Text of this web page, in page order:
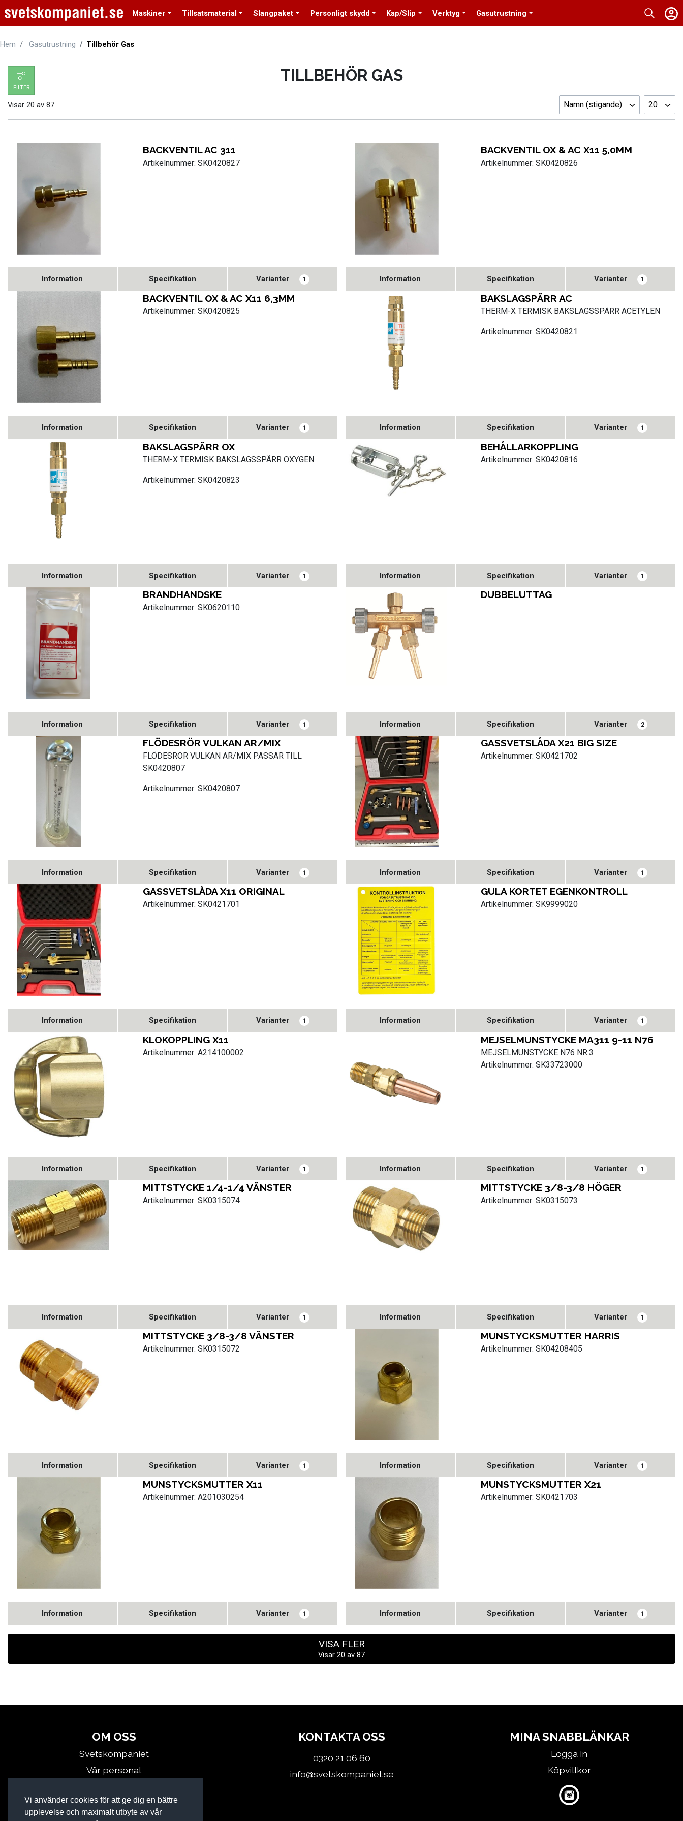
Vi använder cookies för att ge dig en bättre
upplevelse och maximalt utbyte av vår
Maskiner Tillsatsmaterial Slangpaket Personligt skydd Kap/Slip Verktyg Gasutrustning
Hem Gasutrustning Tillbehör Gas
TILLBEHÖR GAS
Visar 20 av 87 Namn (stigande) 20
FILTER
BACKVENTIL AC 311
Artikelnummer: SK0420827
Information Specifikation Varianter 1
BACKVENTIL OX & AC X11 5,0MM
Artikelnummer: SK0420826
Information Specifikation Varianter 1
BACKVENTIL OX & AC X11 6,3MM
Artikelnummer: SK0420825
Information Specifikation Varianter 1
BAKSLAGSPÄRR AC
THERM-X TERMISK BAKSLAGSSPÄRR ACETYLEN
Artikelnummer: SK0420821
Information Specifikation Varianter 1
BAKSLAGSPÄRR OX
THERM-X TERMISK BAKSLAGSSPÄRR OXYGEN
Artikelnummer: SK0420823
Information Specifikation Varianter 1
BEHÅLLARKOPPLING
Artikelnummer: SK0420816
Information Specifikation Varianter 1
BRANDHANDSKE
Artikelnummer: SK0620110
Information Specifikation Varianter 1
DUBBELUTTAG
Information Specifikation Varianter 2
FLÖDESRÖR VULKAN AR/MIX
FLÖDESRÖR VULKAN AR/MIX PASSAR TILL
SK0420807
Artikelnummer: SK0420807
Information Specifikation Varianter 1
GASSVETSLÅDA X21 BIG SIZE
Artikelnummer: SK0421702
Information Specifikation Varianter 1
GASSVETSLÅDA X11 ORIGINAL
Artikelnummer: SK0421701
Information Specifikation Varianter 1
GULA KORTET EGENKONTROLL
Artikelnummer: SK9999020
Information Specifikation Varianter 1
KLOKOPPLING X11
Artikelnummer: A214100002
Information Specifikation Varianter 1
MEJSELMUNSTYCKE MA311 9-11 N76
MEJSELMUNSTYCKE N76 NR.3
Artikelnummer: SK33723000
Information Specifikation Varianter 1
MITTSTYCKE 1/4-1/4 VÄNSTER
Artikelnummer: SK0315074
Information Specifikation Varianter 1
MITTSTYCKE 3/8-3/8 HÖGER
Artikelnummer: SK0315073
Information Specifikation Varianter 1
MITTSTYCKE 3/8-3/8 VÄNSTER
Artikelnummer: SK0315072
Information Specifikation Varianter 1
MUNSTYCKSMUTTER HARRIS
Artikelnummer: SK04208405
Information Specifikation Varianter 1
MUNSTYCKSMUTTER X11
Artikelnummer: A201030254
Information Specifikation Varianter 1
MUNSTYCKSMUTTER X21
Artikelnummer: SK0421703
Information Specifikation Varianter 1
VISA FLER
Visar 20 av 87
OM OSS
Svetskompaniet
Vår personal
Miljö
KONTAKTA OSS
0320 21 06 60
info@svetskompaniet.se
MINA SNABBLÄNKAR
Logga in
Köpvillkor